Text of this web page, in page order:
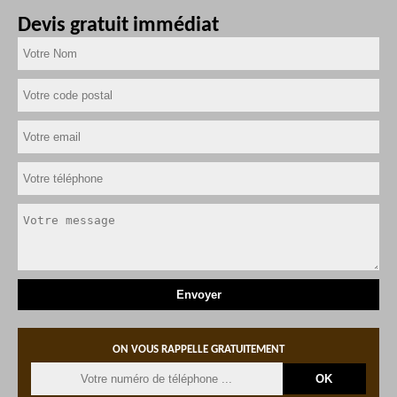
Devis gratuit immédiat
ON VOUS RAPPELLE GRATUITEMENT